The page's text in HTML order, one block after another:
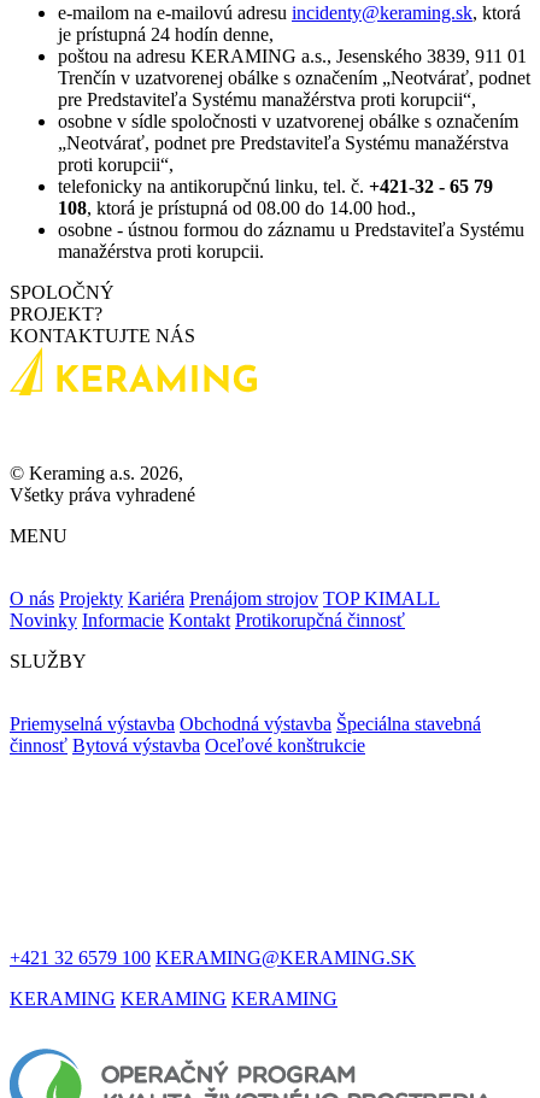
e-mailom na e-mailovú adresu incidenty@keraming.sk, ktorá
je prístupná 24 hodín denne,
poštou na adresu KERAMING a.s., Jesenského 3839, 911 01
Trenčín v uzatvorenej obálke s označením „Neotvárať, podnet
pre Predstaviteľa Systému manažérstva proti korupcii“,
osobne v sídle spoločnosti v uzatvorenej obálke s označením
„Neotvárať, podnet pre Predstaviteľa Systému manažérstva
proti korupcii“,
telefonicky na antikorupčnú linku, tel. č. +421-32 - 65 79
108, ktorá je prístupná od 08.00 do 14.00 hod.,
osobne - ústnou formou do záznamu u Predstaviteľa Systému
manažérstva proti korupcii.
SPOLOČNÝ
PROJEKT?
KONTAKTUJTE NÁS
© Keraming a.s. 2026,
Všetky práva vyhradené
MENU
O nás Projekty Kariéra Prenájom strojov TOP KIMALL
Novinky Informacie Kontakt Protikorupčná činnosť
SLUŽBY
Priemyselná výstavba Obchodná výstavba Špeciálna stavebná
činnosť Bytová výstavba Oceľové konštrukcie
+421 32 6579 100 KERAMING@KERAMING.SK
KERAMING KERAMING KERAMING